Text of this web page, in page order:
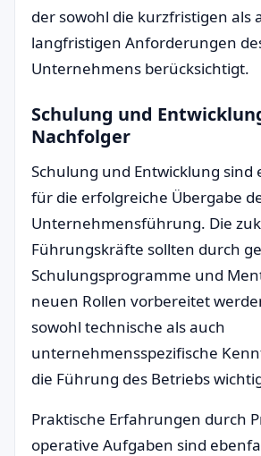
der sowohl die kurzfristigen als
langfristigen Anforderungen
Unternehmens berücksichtigt.
Schulung und
Nachfolger
Schulung und Entwicklung sind
für die erfolgreiche Übergabe
Unternehmensführung. Die
Führungskräfte sollten durch
Schulungsprogramme und
neuen Rollen vorbereitet
sowohl technische als auch
unternehmensspezifische
die Führung des Betriebs
Praktische Erfahrungen durch
operative Aufgaben sind